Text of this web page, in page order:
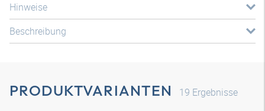
Hinweise
Beschreibung
PRODUKTVARIANTEN 19 Ergebnisse